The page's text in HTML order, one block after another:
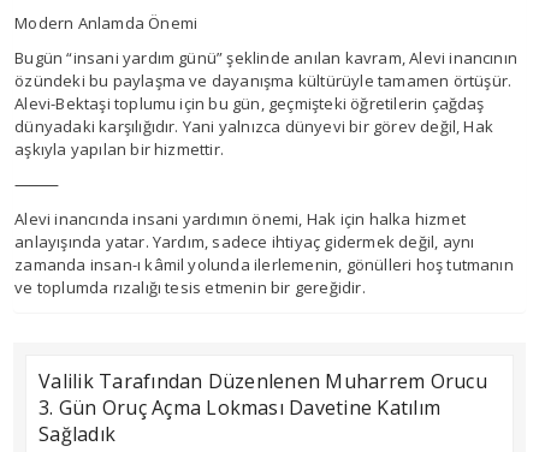
Modern Anlamda Önemi
Bugün “insani yardım günü” şeklinde anılan kavram, Alevi inancının
özündeki bu paylaşma ve dayanışma kültürüyle tamamen örtüşür.
Alevi-Bektaşi toplumu için bu gün, geçmişteki öğretilerin çağdaş
dünyadaki karşılığıdır. Yani yalnızca dünyevi bir görev değil, Hak
aşkıyla yapılan bir hizmettir.
⸻
Alevi inancında insani yardımın önemi, Hak için halka hizmet
anlayışında yatar. Yardım, sadece ihtiyaç gidermek değil, aynı
zamanda insan-ı kâmil yolunda ilerlemenin, gönülleri hoş tutmanın
ve toplumda rızalığı tesis etmenin bir gereğidir.
Valilik Tarafından Düzenlenen Muharrem Orucu
3. Gün Oruç Açma Lokması Davetine Katılım
Sağladık